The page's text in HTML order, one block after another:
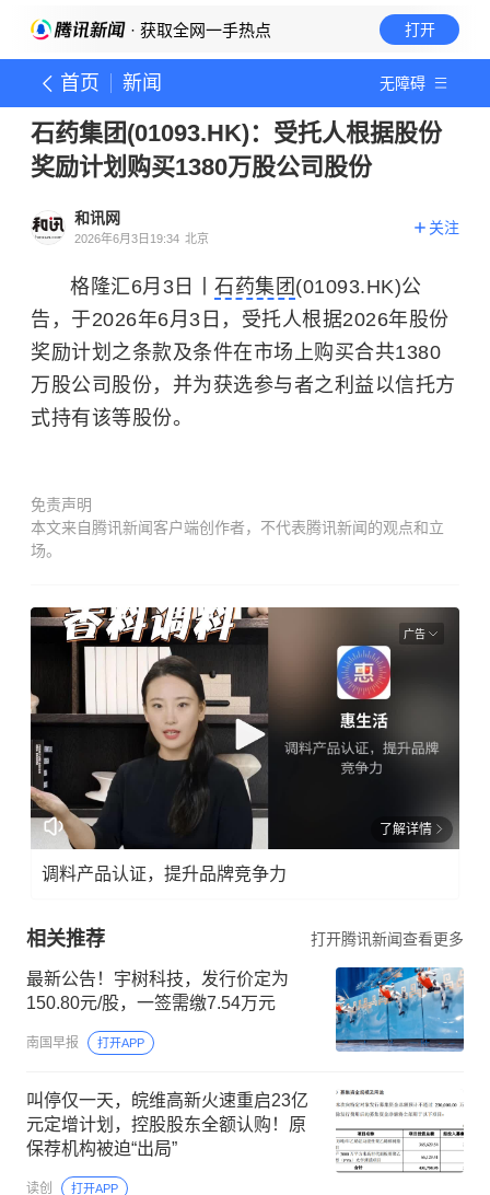
· 获取全网一手热点 打开
首页 新闻 无障碍
石药集团(01093.HK)：受托人根据股份
奖励计划购买1380万股公司股份
和讯网
2026年6月3日19:34 北京
关注
格隆汇6月3日丨 石药集团 (01093.HK)公
告，于2026年6月3日，受托人根据2026年股份
奖励计划之条款及条件在市场上购买合共1380
万股公司股份，并为获选参与者之利益以信托方
式持有该等股份。
免责声明
本文来自腾讯新闻客户端创作者，不代表腾讯新闻的观点和立
场。
广告
了解详情
调料产品认证，提升品牌竞争力
相关推荐 打开腾讯新闻查看更多
最新公告！宇树科技，发行价定为
150.80元/股，一签需缴7.54万元
南国早报 打开APP
叫停仅一天，皖维高新火速重启23亿
元定增计划，控股股东全额认购！原
保荐机构被迫“出局”
读创 打开APP